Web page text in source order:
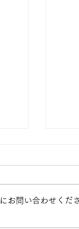
お問い合わせくだ